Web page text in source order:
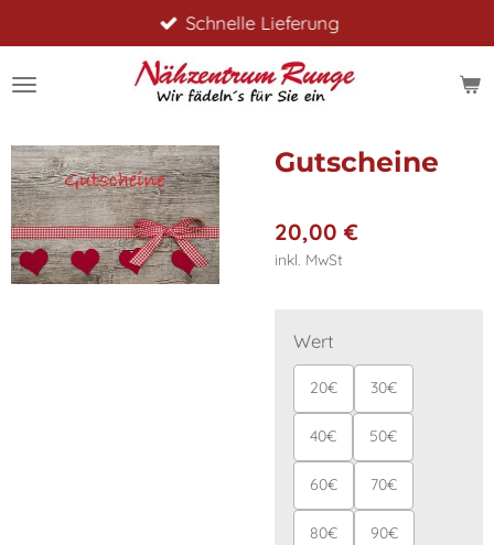
Hauptinhalt
springen
Schnelle Lieferung
Gutscheine
20,00 €
inkl. MwSt
Wert
20€ 30€
40€ 50€
60€ 70€
80€ 90€